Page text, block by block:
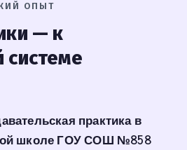
ОПЫТ
— к
системе
практика в
школе ГОУ СОШ №858